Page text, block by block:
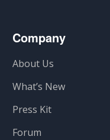
Company
About Us
What’s New
Press Kit
Forum